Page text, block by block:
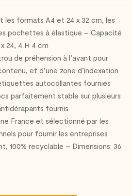
les formats A4 et 24 x 32 cm, les
pochettes à élastique – Capacité
24, 4 H 4 cm
de préhension à l’avant pour
et d’une zone d’indexation
autocollantes fournies
parfaitement stable sur plusieurs
fournis
France et sélectionné par les
pour fournir les entreprises
100% recyclable – Dimensions: 36